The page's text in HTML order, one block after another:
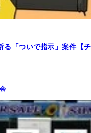
る「ついで指示」案件【チ